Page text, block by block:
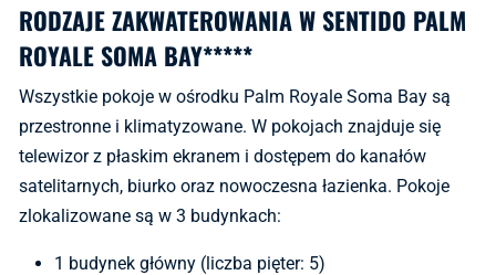
RODZAJE ZAKWATEROWANIA W SENTIDO PALM
ROYALE SOMA BAY*****
Wszystkie pokoje w ośrodku Palm Royale Soma Bay są
przestronne i klimatyzowane. W pokojach znajduje się
telewizor z płaskim ekranem i dostępem do kanałów
satelitarnych, biurko oraz nowoczesna łazienka. Pokoje
zlokalizowane są w 3 budynkach:
1 budynek główny (liczba pięter: 5)